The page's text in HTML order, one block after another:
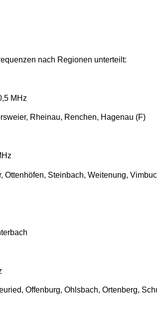
nach Regionen unterteilt:
MHz
Rheinau, Renchen, Hagenau (F)
Ottenhöfen, Steinbach, Weitenung,
Offenburg, Ohlsbach, Ortenberg,